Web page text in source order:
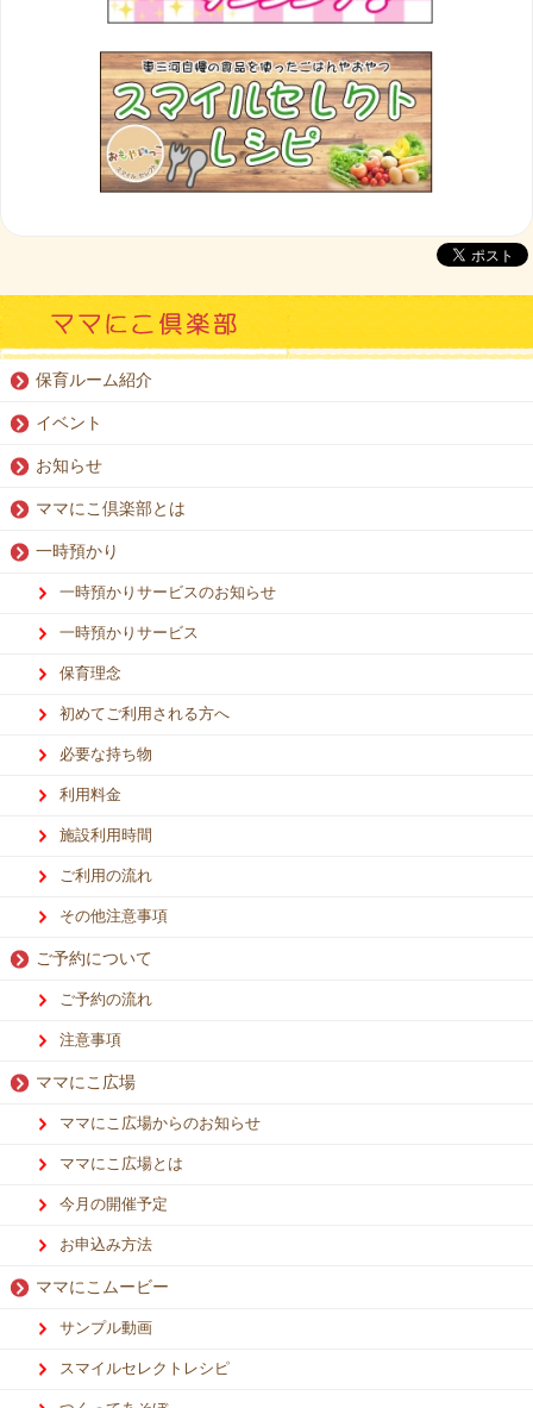
保育ルーム紹介
イベント
お知らせ
ママにこ倶楽部とは
一時預かり
一時預かりサービスのお知らせ
一時預かりサービス
保育理念
初めてご利用される方へ
必要な持ち物
利用料金
施設利用時間
ご利用の流れ
その他注意事項
ご予約について
ご予約の流れ
注意事項
ママにこ広場
ママにこ広場からのお知らせ
ママにこ広場とは
今月の開催予定
お申込み方法
ママにこムービー
サンプル動画
スマイルセレクトレシピ